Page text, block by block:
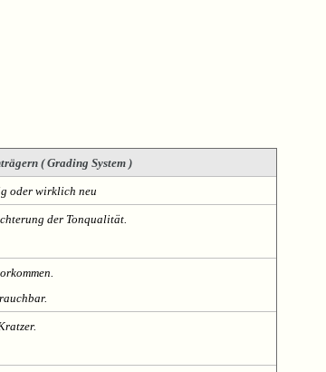
( Grading System )
oder wirklich neu
der Tonqualität.